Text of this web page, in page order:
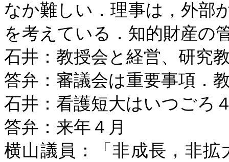
なか難しい．理事は，外部
を考えている．知的財産の
石井：教授会と経営、研究
答弁：審議会は重要事項．
石井：看護短大はいつごろ
答弁：来年４月
横山議員：「非成長，非